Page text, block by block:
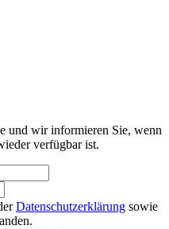
und wir informieren Sie, wenn
verfügbar ist.
Datenschutzerklärung sowie